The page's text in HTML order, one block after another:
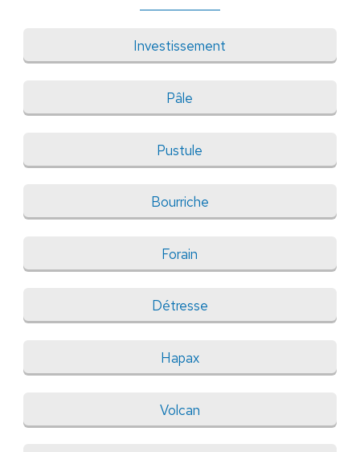
Investissement
Pâle
Pustule
Bourriche
Forain
Détresse
Hapax
Volcan